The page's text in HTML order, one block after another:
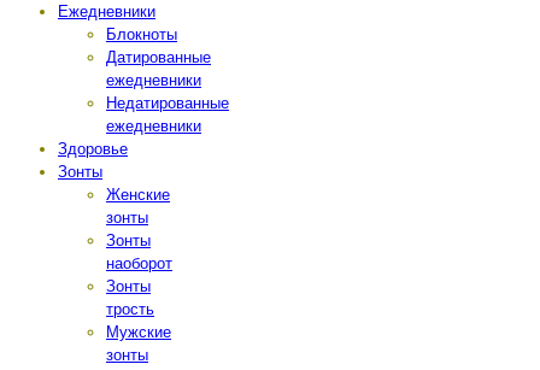
Ежедневники
Блокноты
Датированные
ежедневники
Недатированные
ежедневники
Здоровье
Зонты
Женские
зонты
Зонты
наоборот
Зонты
трость
Мужские
зонты